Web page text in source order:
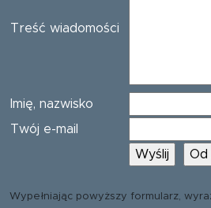
Treść wiadomości
Imię, nazwisko
Twój e-mail
Wypełniając powyższy formularz,